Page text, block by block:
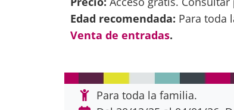
Edad recomendada: Para toda
Venta de entradas.
Para toda la familia.